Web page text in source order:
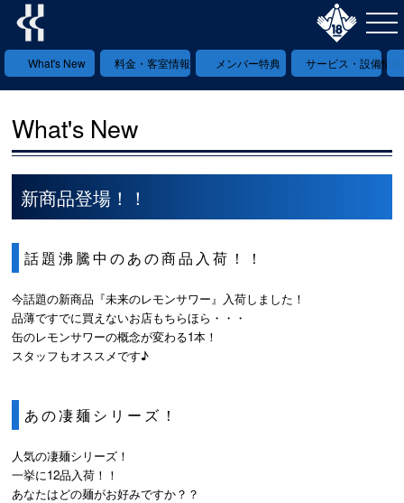
What's New 料金・客室情報 メンバー特典 サービス・設備情報
What's New
新商品登場！！
話題沸騰中のあの商品入荷！！
今話題の新商品『未来のレモンサワー』入荷しました！
品薄ですでに買えないお店もちらほら・・・
缶のレモンサワーの概念が変わる1本！
スタッフもオススメです♪
あの凄麺シリーズ！
人気の凄麺シリーズ！
一挙に12品入荷！！
あなたはどの麺がお好みですか？？